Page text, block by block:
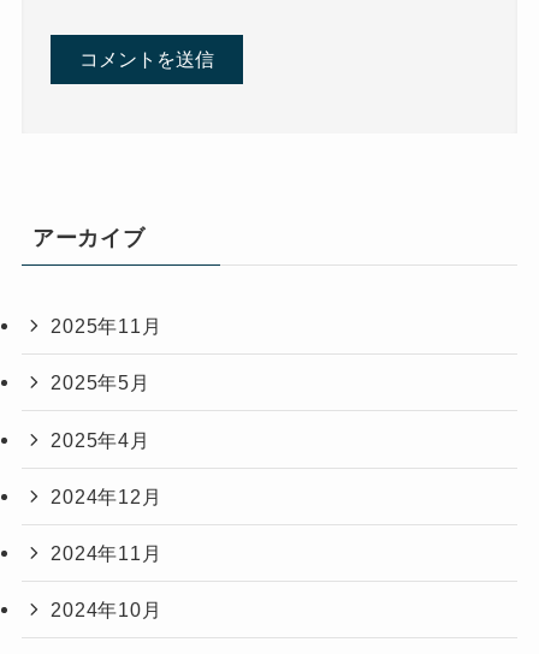
アーカイブ
2025年11月
2025年5月
2025年4月
2024年12月
2024年11月
2024年10月